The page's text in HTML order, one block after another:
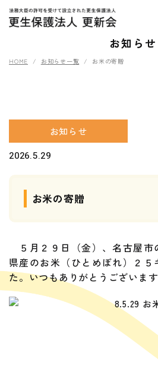
お知らせ
HOME お知らせ一覧 お米の寄贈
お知らせ
2026.5.29
お米の寄贈
５月２９日（金）、名古屋市
県産のお米（ひとめぼれ）２５
た。いつもありがとうございます